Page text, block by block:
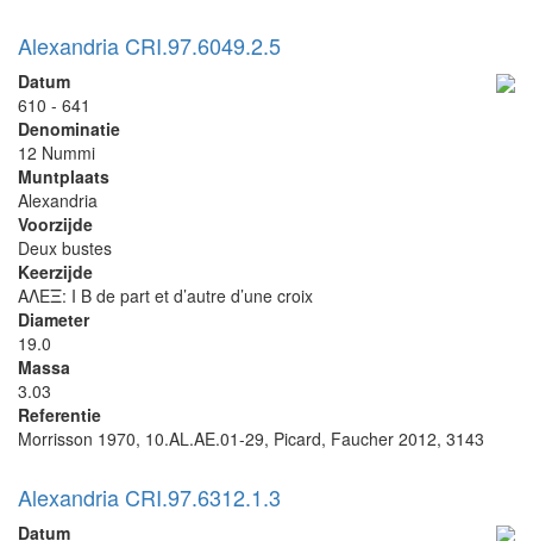
Alexandria CRI.97.6049.2.5
Datum
610 - 641
Denominatie
12 Nummi
Muntplaats
Alexandria
Voorzijde
Deux bustes
Keerzijde
ΑΛΕΞ: I B de part et d’autre d’une croix
Diameter
19.0
Massa
3.03
Referentie
Morrisson 1970, 10.AL.AE.01-29, Picard, Faucher 2012, 3143
Alexandria CRI.97.6312.1.3
Datum